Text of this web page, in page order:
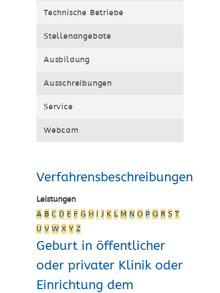
Technische Betriebe
Stellenangebote
Ausbildung
Ausschreibungen
Service
Webcam
Verfahrensbeschreibungen
Leistungen
A B C D E F G H I J K L M N O P Q R S T
U V W X Y Z
Geburt in öffentlicher
oder privater Klinik oder
Einrichtung dem